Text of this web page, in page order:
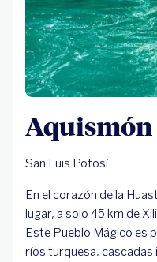
Aquismón
San Luis Potosí
En el corazón de la
lugar, a solo 45 km de
Este Pueblo Mágico es
ríos turquesa,